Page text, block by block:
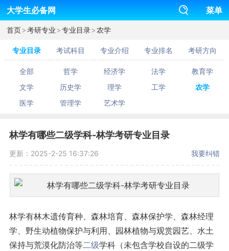
大学生必备网 菜单
首页>考研专业>专业目录>农学
专业目录 考试科目 专业介绍 专业排名 考研方向
全部 哲学 经济学 法学
教育学
文学
历史学 理学 工学
农学
医学
管理学 艺术学
林学有哪些二级学科-林学考研专业目录
更新：2025-2-25 16:37:26 我要纠错
林学有林木遗传育种、森林培育、森林保护学、森林经理
学、野生动植物保护与利用、园林植物与观赏园艺、水土
保持与荒漠化防治等二级学科（未包含学校自设的二级学